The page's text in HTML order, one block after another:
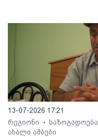
13-07-2026 17:21
რეგიონი
• საზოგადოება
ახალი ამბები